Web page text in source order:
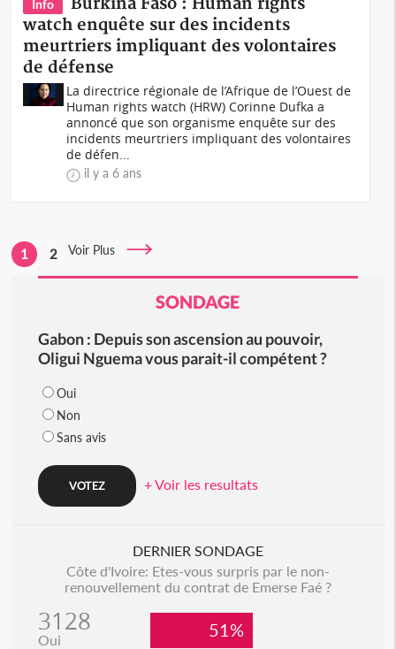
Info
watch enquête sur des incidents
meurtriers impliquant des volontaires
de défense
La directrice régionale de l’Afrique de l’Ouest de
Human rights watch (HRW) Corinne Dufka a
annoncé que son organisme enquête sur des
incidents meurtriers impliquant des volontaires
de défen...
il y a 6 ans
1 2 Voir Plus
SONDAGE
Gabon : Depuis son ascension au pouvoir,
Oligui Nguema vous parait-il compétent ?
Oui
Non
Sans avis
+ Voir les resultats
DERNIER SONDAGE
Côte d'Ivoire: Etes-vous surpris par le non-
renouvellement du contrat de Emerse Faé ?
3128
Oui 51%